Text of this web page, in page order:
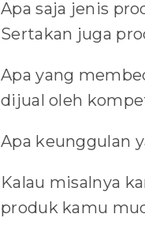
Apa saja jenis
Sertakan juga
Apa yang
dijual oleh
Apa keunggulan
Kalau misalnya
produk kamu